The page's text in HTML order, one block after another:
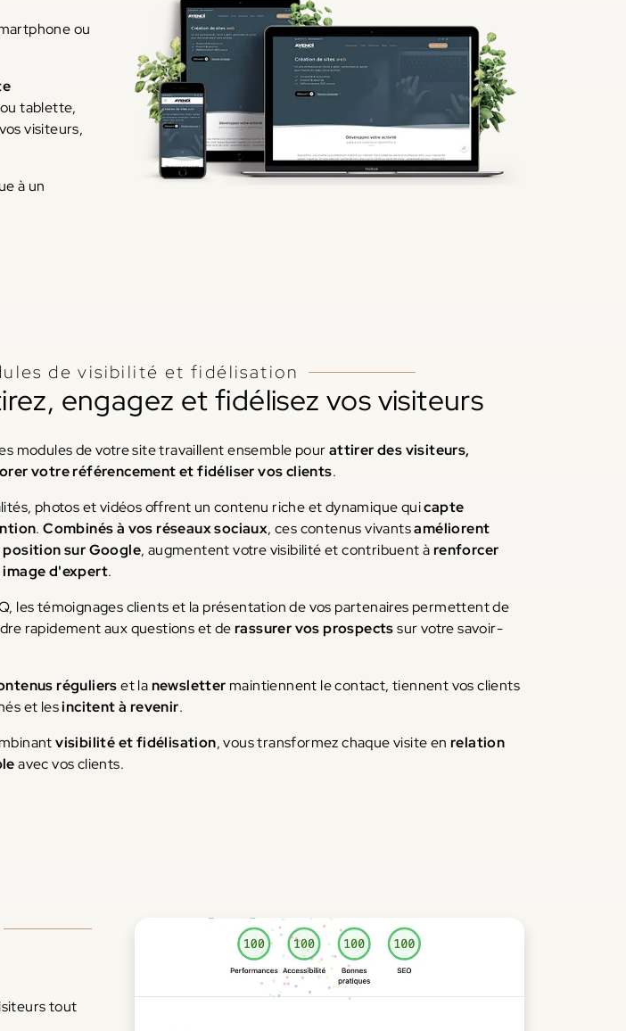
ou
tablette,
visiteurs,
à un
de visibilité et fidélisation
engagez et fidélisez vos visiteurs
modules de votre site travaillent ensemble pourattirer des visiteurs,
votre référencement et fidéliser vos clients.
photos et vidéos offrent un contenu riche et dynamique quicapte
.Combinés à vos réseaux sociaux, ces contenus vivantsaméliorent
sur Google, augmentent votre visibilité et contribuent àrenforcer
d'expert.
les témoignages clients et la présentation de vos partenaires permettent de
rapidement aux questions et derassurer vos prospectssur votre savoir-
régulierset lanewsletter maintiennent le contact, tiennent vos clients
et lesincitent à revenir.
visibilité et fidélisation, vous transformez chaque visite enrelation
avec vos clients.
tout